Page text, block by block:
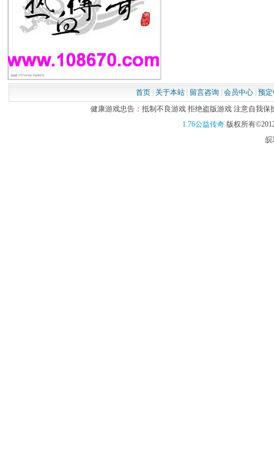
氪金时代了，
骨灰级玩家
首页| 关于本站| 留言咨询 会员中心| 预
健康游戏忠告：抵制不良游戏 拒绝盗版游戏 注意自我保
1.76公益传奇版权所有
皖